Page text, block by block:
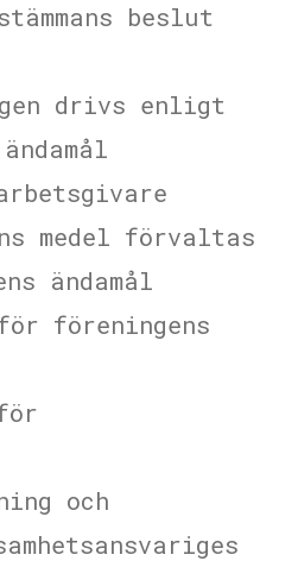
beslut
drivs enligt
medel förvaltas
ändamål
föreningens
och